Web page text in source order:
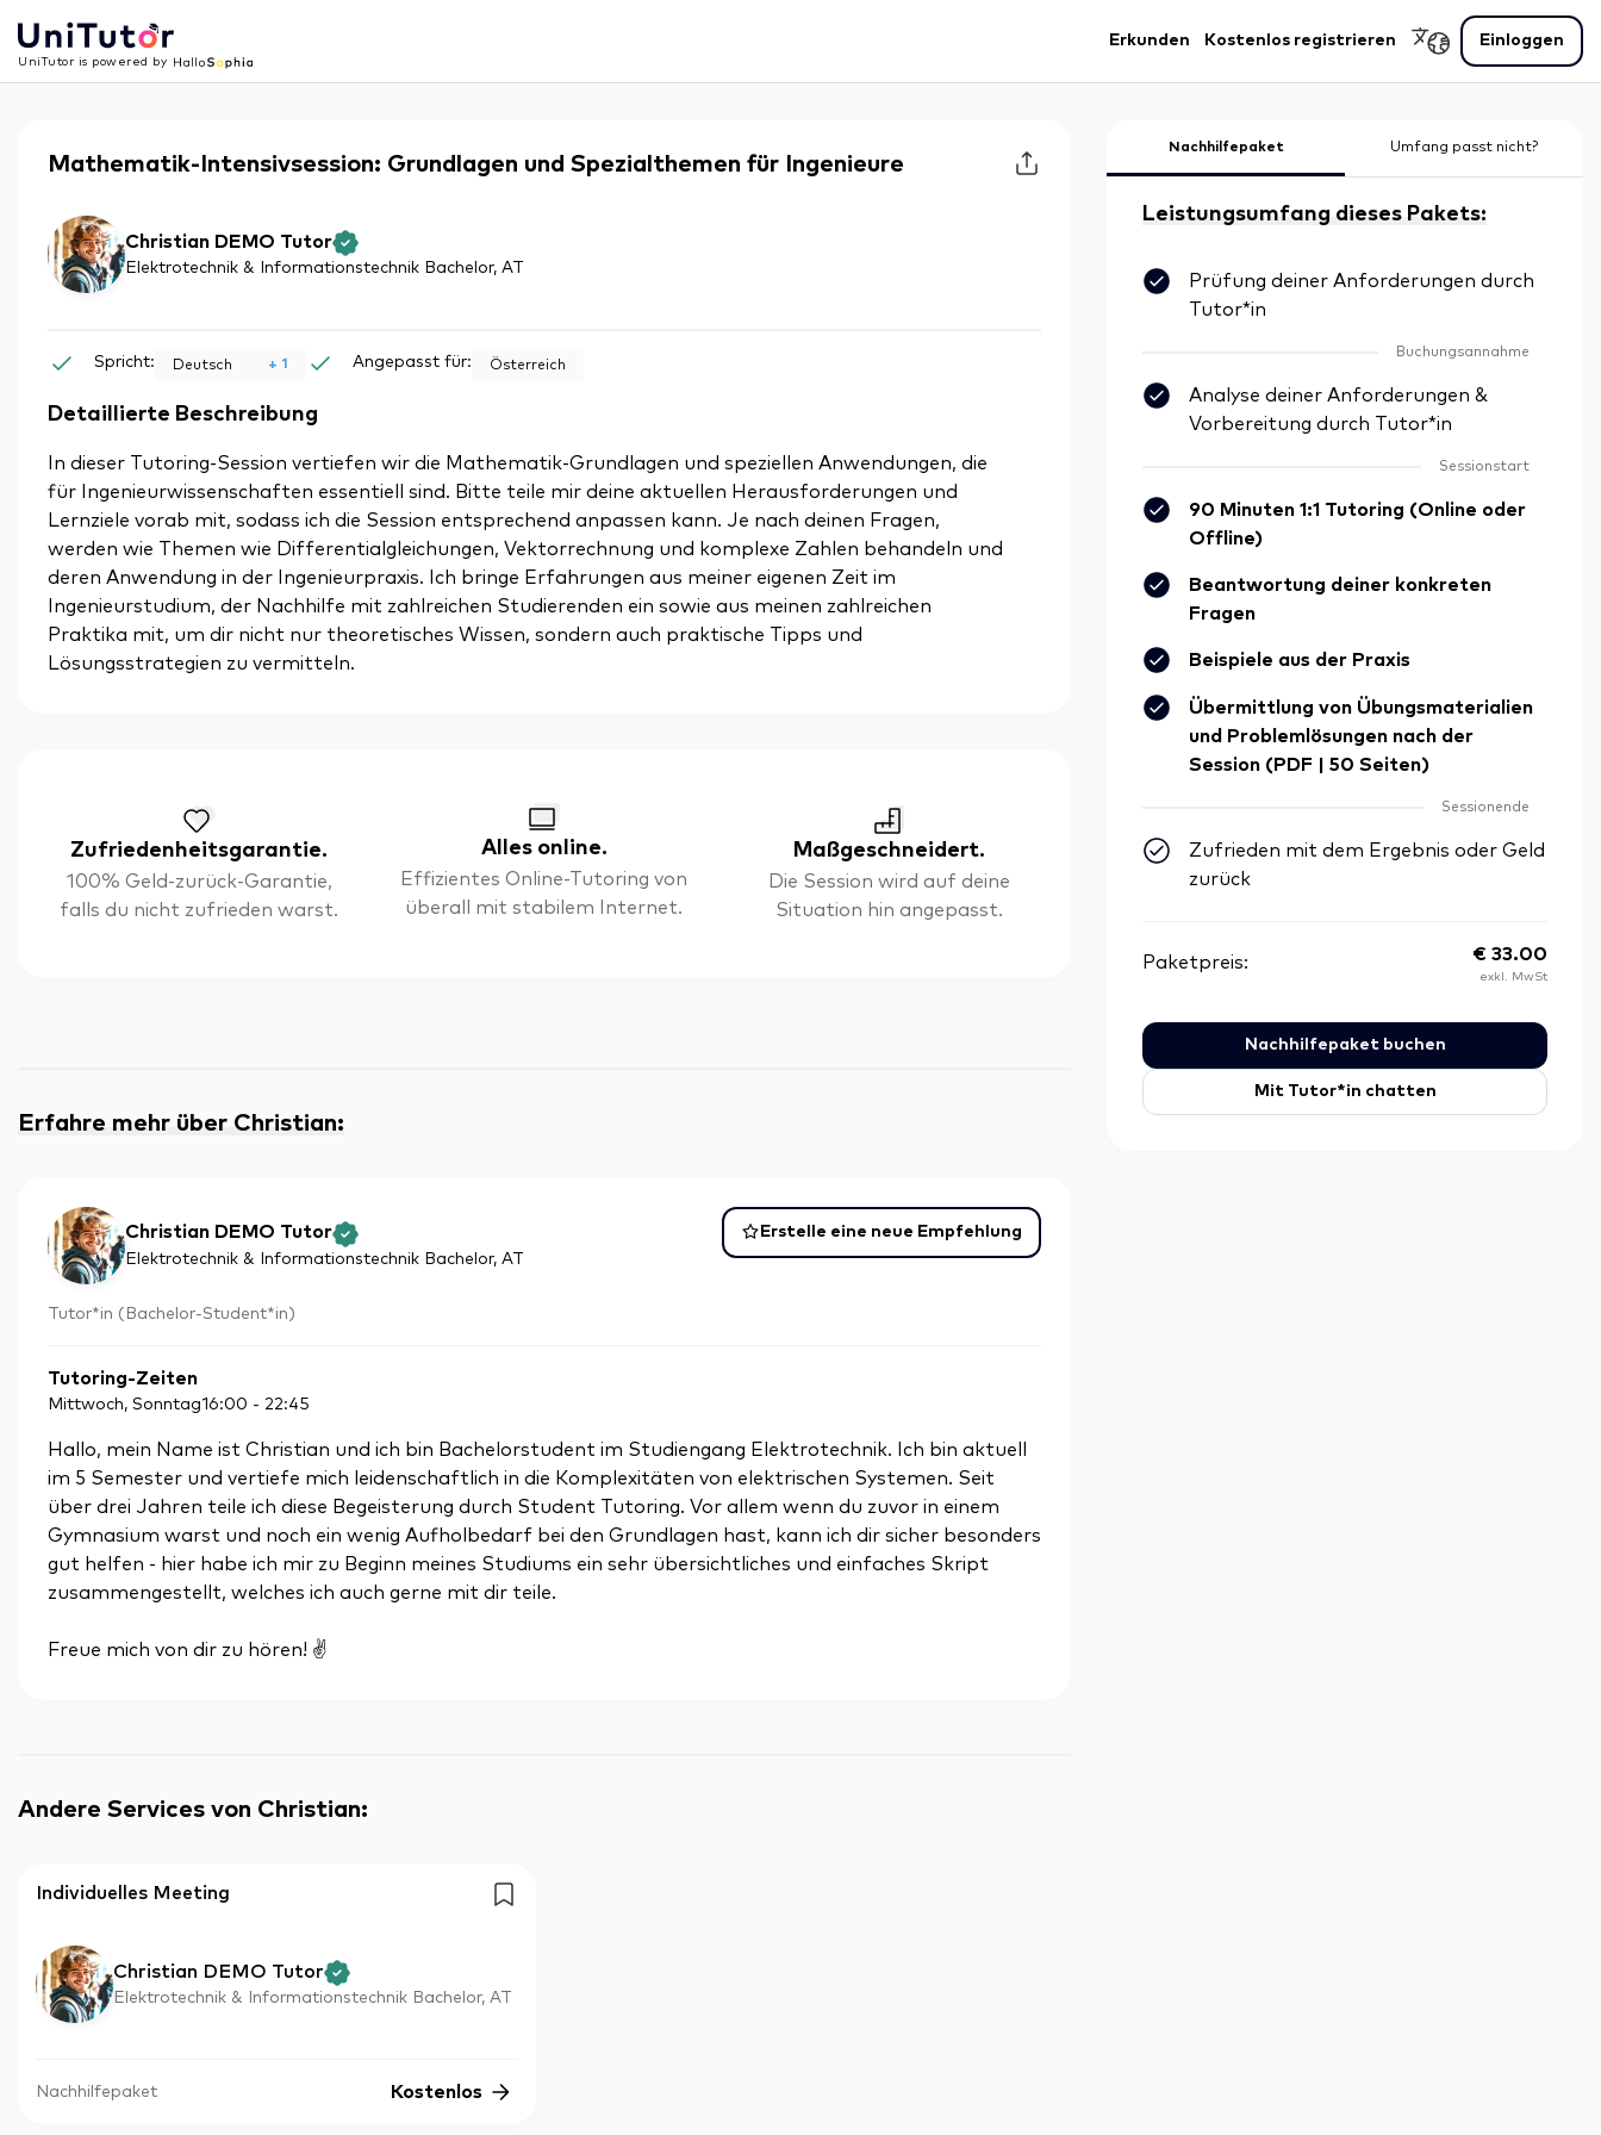
UniTutor is powered by
Erkunden Kostenlos registrieren Einloggen
Mathematik-Intensivsession: Grundlagen und Spezialthemen für Ingenieure
Christian DEMO Tutor
Elektrotechnik & Informationstechnik Bachelor, AT
Spricht: Deutsch + 1 Angepasst für: Österreich
Detaillierte Beschreibung
In dieser Tutoring-Session vertiefen wir die Mathematik-Grundlagen und speziellen Anwendungen, die
für Ingenieurwissenschaften essentiell sind. Bitte teile mir deine aktuellen Herausforderungen und
Lernziele vorab mit, sodass ich die Session entsprechend anpassen kann. Je nach deinen Fragen,
werden wie Themen wie Differentialgleichungen, Vektorrechnung und komplexe Zahlen behandeln und
deren Anwendung in der Ingenieurpraxis. Ich bringe Erfahrungen aus meiner eigenen Zeit im
Ingenieurstudium, der Nachhilfe mit zahlreichen Studierenden ein sowie aus meinen zahlreichen
Praktika mit, um dir nicht nur theoretisches Wissen, sondern auch praktische Tipps und
Lösungsstrategien zu vermitteln.
Zufriedenheitsgarantie.
100% Geld-zurück-Garantie,
falls du nicht zufrieden warst.
Alles online.
Effizientes Online-Tutoring von
überall mit stabilem Internet.
Maßgeschneidert.
Die Session wird auf deine
Situation hin angepasst.
Erfahre mehr über Christian:
Christian DEMO Tutor
Elektrotechnik & Informationstechnik Bachelor, AT
Tutor*in (Bachelor-Student*in)
Tutoring-Zeiten
Mittwoch, Sonntag16:00 - 22:45
Erstelle eine neue Empfehlung
Hallo, mein Name ist Christian und ich bin Bachelorstudent im Studiengang Elektrotechnik. Ich bin aktuell
im 5 Semester und vertiefe mich leidenschaftlich in die Komplexitäten von elektrischen Systemen. Seit
über drei Jahren teile ich diese Begeisterung durch Student Tutoring. Vor allem wenn du zuvor in einem
Gymnasium warst und noch ein wenig Aufholbedarf bei den Grundlagen hast, kann ich dir sicher besonders
gut helfen - hier habe ich mir zu Beginn meines Studiums ein sehr übersichtliches und einfaches Skript
zusammengestellt, welches ich auch gerne mit dir teile.
Freue mich von dir zu hören! ✌️
Andere Services von Christian:
Individuelles Meeting
Christian DEMO Tutor
Elektrotechnik & Informationstechnik Bachelor, AT
Nachhilfepaket Kostenlos
Nachhilfepaket Umfang passt nicht?
Leistungsumfang dieses Pakets:
Prüfung deiner Anforderungen durch
Tutor*in
Buchungsannahme
Analyse deiner Anforderungen &
Vorbereitung durch Tutor*in
Sessionstart
90 Minuten 1:1 Tutoring (Online oder
Offline)
Beantwortung deiner konkreten
Fragen
Beispiele aus der Praxis
Übermittlung von Übungsmaterialien
und Problemlösungen nach der
Session (PDF | 50 Seiten)
Sessionende
Zufrieden mit dem Ergebnis oder Geld
zurück
Paketpreis: € 33.00
exkl. MwSt
Nachhilfepaket buchen
Mit Tutor*in chatten